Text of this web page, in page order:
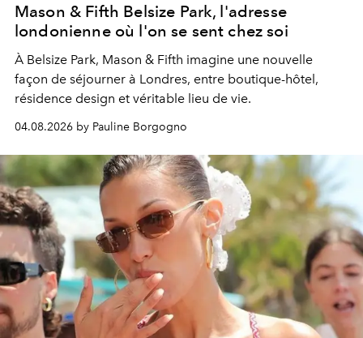
Mason & Fifth Belsize Park, l'adresse
londonienne où l'on se sent chez soi
À Belsize Park, Mason & Fifth imagine une nouvelle
façon de séjourner à Londres, entre boutique-hôtel,
résidence design et véritable lieu de vie.
04.08.2026 by Pauline Borgogno